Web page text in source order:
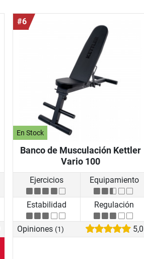
#6
En Stock
Banco de Musculación Kettler
Vario 100
Ejercicios Equipamiento
Estabilidad Regulación
Opiniones (1) 5,0